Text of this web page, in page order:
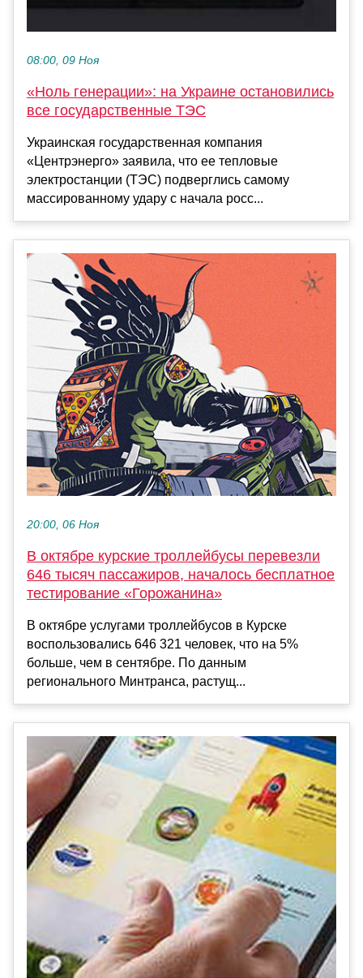
08:00, 09 Ноя
«Ноль генерации»: на Украине остановились
все государственные ТЭС
Украинская государственная компания
«Центрэнерго» заявила, что ее тепловые
электростанции (ТЭС) подверглись самому
массированному удару с начала росс...
20:00, 06 Ноя
В октябре курские троллейбусы перевезли
646 тысяч пассажиров, началось бесплатное
тестирование «Горожанина»
В октябре услугами троллейбусов в Курске
воспользовались 646 321 человек, что на 5%
больше, чем в сентябре. По данным
регионального Минтранса, растущ...